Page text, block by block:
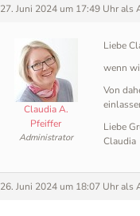
27. Juni 2024 um 17:49 Uhrals
Claudia A.
Pfeiffer
Administrator
Liebe
wenn
Von
Liebe
Claudia
26. Juni 2024 um 18:07 Uhrals